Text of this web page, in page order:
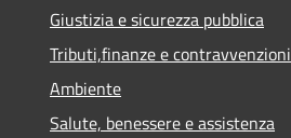
Giustizia e sicurezza pubblica
Tributi,finanze e contravvenzioni
Ambiente
Salute, benessere e assistenza